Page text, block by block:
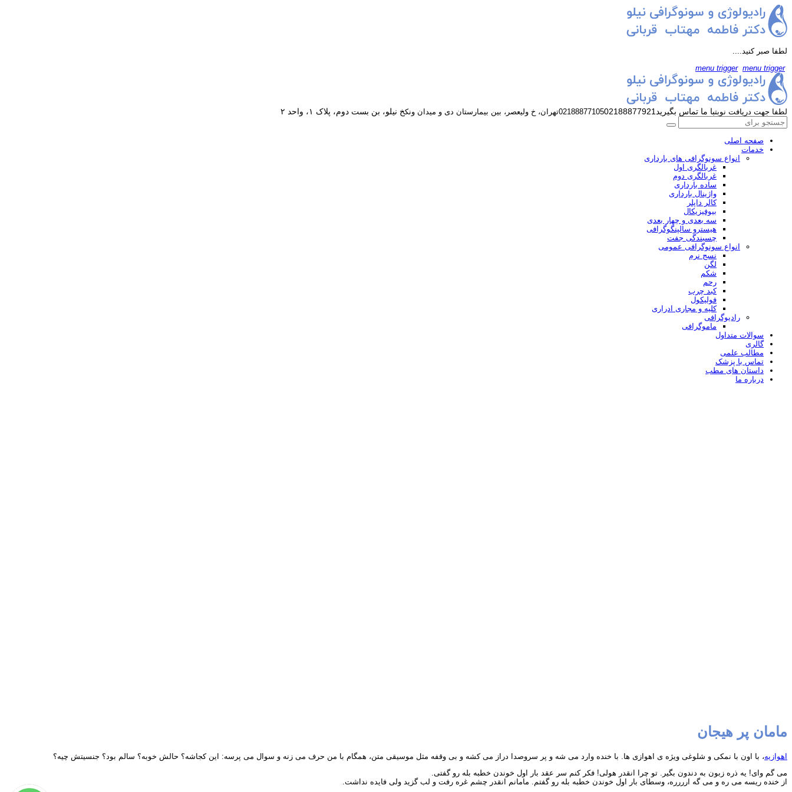
لطفا صبر کنید....
menu trigger menu trigger
لطفا جهت دریافت نوبتبا ما تماس بگیرید 0218887710502188877921 تهران، خ ولیعصر، بین بیمارستان دی و میدان ونکخ نیلو، بن بست دوم، پلاک ۱، واحد ۲
صفحه اصلی
خدمات
انواع سونوگرافی های بارداری
غربالگری اول
غربالگری دوم
ساده بارداری
واژینال بارداری
کالر داپلر
بیوفیزیکال
سه بعدی و چهار بعدی
هیسترو سالپنگوگرافی
چسبندگی جفت
انواع سونوگرافی عمومی
نسج نرم
لگن
شکم
رحم
کبد چرب
فولیکول
کلیه و مجاری ادراری
رادیوگرافی
ماموگرافی
سوالات متداول
گالری
مطالب علمی
تماس با پزشک
داستان های مطب
درباره ما
مامان پر هیجان
اهوازیه، با اون با نمکی و شلوغی ویژه ی اهوازی ها. با خنده وارد می شه و پر سروصدا دراز می کشه و بی وقفه مثل موسیقی متن، همگام با من حرف می زنه و سوال می پرسه: این کجاشه؟ حالش خوبه؟ سالم بود؟ جنسیتش چیه؟
می گم وای! یه ذره زبون به دندون بگیر. تو چرا انقدر هولی! فکر کنم سر عقد بار اول خوندن خطبه بله رو گفتی.
از خنده ریسه می ره و می گه ارررره، وسطای بار اول خوندن خطبه بله رو گفتم. مامانم انقدر چشم غره رفت و لب گزید ولی فایده نداشت.